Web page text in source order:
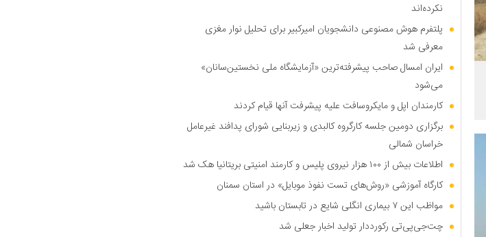
نکرده‌اند
پلتفرم هوش مصنوعی دانشجویان امیرکبیر برای تحلیل نوار مغزی
معرفی شد
ایران امسال صاحب پیشرفته‌ترین «آزمایشگاه ملی نخستین‌سانان»
می‌شود
کارمندان اپل و مایکروسافت علیه پیشرفت آنها قیام کردند
برگزاری دومین جلسه کارگروه کالبدی و زیربنایی شورای پدافند غیرعامل
خراسان شمالی
اطلاعات بیش از ۱۰۰ هزار نیروی پلیس و کارمند امنیتی بریتانیا هک شد
کارگاه آموزشی «روش‌های تست نفوذ موبایل» در استان سمنان
مواظب این ۷ بیماری انگلی شایع در تابستان باشید
چت‌جی‌پی‌تی رکورددار تولید اخبار جعلی شد